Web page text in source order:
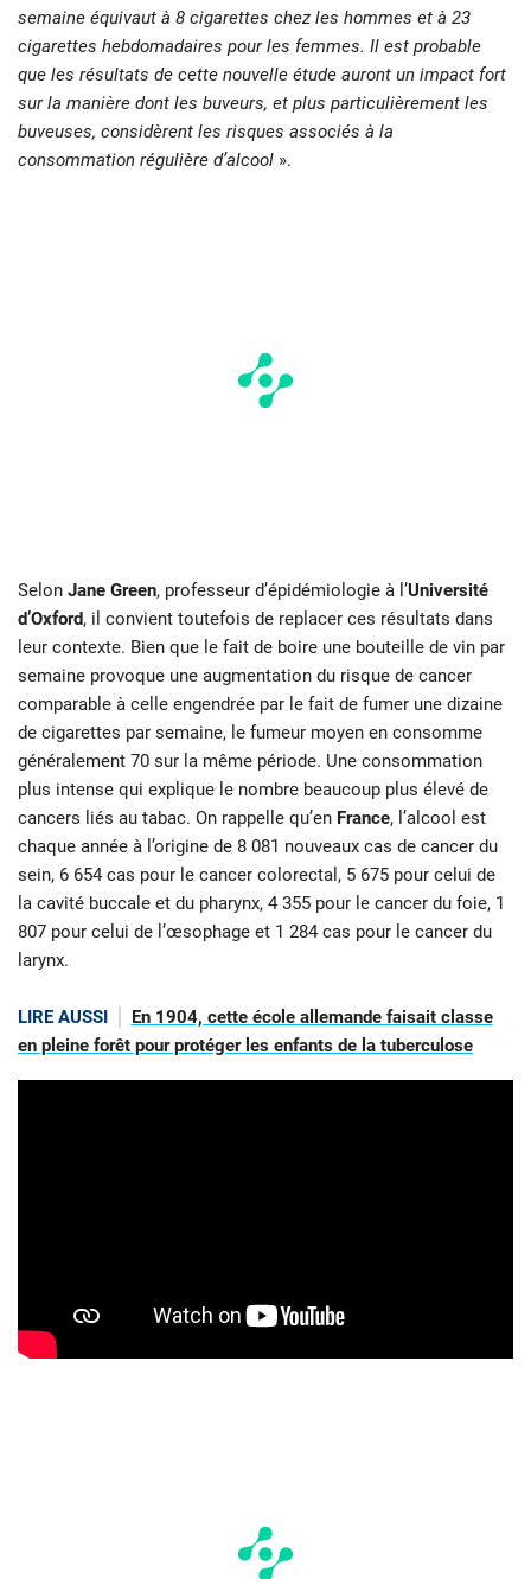
semaine équivaut à 8 cigarettes chez les hommes et à 23
cigarettes hebdomadaires pour les femmes. Il est probable
que les résultats de cette nouvelle étude auront un impact fort
sur la manière dont les buveurs, et plus particulièrement les
buveuses, considèrent les risques associés à la
consommation régulière d’alcool ».
Selon Jane Green, professeur d’épidémiologie à l’Université
d’Oxford, il convient toutefois de replacer ces résultats dans
leur contexte. Bien que le fait de boire une bouteille de vin par
semaine provoque une augmentation du risque de cancer
comparable à celle engendrée par le fait de fumer une dizaine
de cigarettes par semaine, le fumeur moyen en consomme
généralement 70 sur la même période. Une consommation
plus intense qui explique le nombre beaucoup plus élevé de
cancers liés au tabac. On rappelle qu’en France, l’alcool est
chaque année à l’origine de 8 081 nouveaux cas de cancer du
sein, 6 654 cas pour le cancer colorectal, 5 675 pour celui de
la cavité buccale et du pharynx, 4 355 pour le cancer du foie, 1
807 pour celui de l’œsophage et 1 284 cas pour le cancer du
larynx.
LIRE AUSSI
En 1904, cette école allemande faisait classe
en pleine forêt pour protéger les enfants de la tuberculose